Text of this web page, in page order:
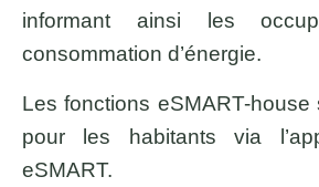
informant ainsi les
consommation d’énergie.
Les fonctions eSMART-house
pour les habitants via
eSMART.